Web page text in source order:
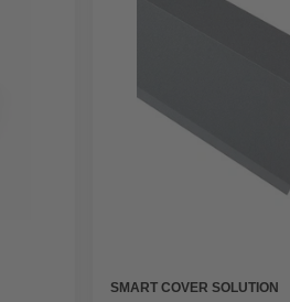
SMART COVER SOLUTION